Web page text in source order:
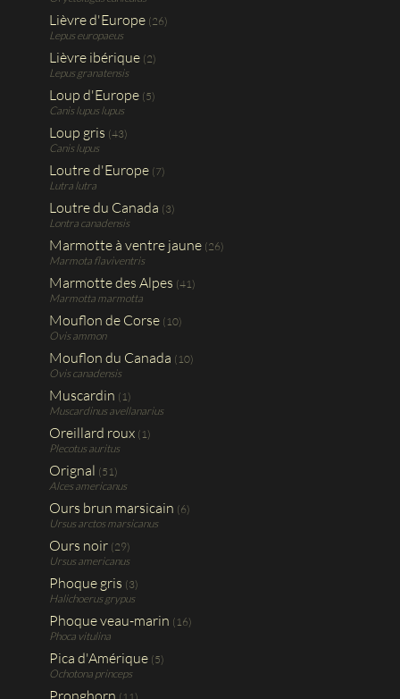
Lièvre d'Europe (26)
Lepus europaeus
Lièvre ibérique (2)
Lepus granatensis
Loup d'Europe (5)
Canis lupus lupus
Loup gris (43)
Canis lupus
Loutre d'Europe (7)
Lutra lutra
Loutre du Canada (3)
Lontra canadensis
Marmotte à ventre jaune (26)
Marmota flaviventris
Marmotte des Alpes (41)
Marmotta marmotta
Mouflon de Corse (10)
Ovis ammon
Mouflon du Canada (10)
Ovis canadensis
Muscardin (1)
Muscardinus avellanarius
Oreillard roux (1)
Plecotus auritus
Orignal (51)
Alces americanus
Ours brun marsicain (6)
Ursus arctos marsicanus
Ours noir (29)
Ursus americanus
Phoque gris (3)
Halichoerus grypus
Phoque veau-marin (16)
Phoca vitulina
Pica d'Amérique (5)
Ochotona princeps